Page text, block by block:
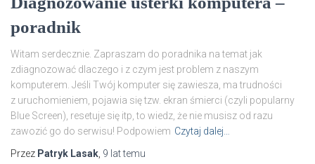
poradnik
Witam serdecznie. Zapraszam do poradnika na temat jak
zdiagnozować dlaczego i z czym jest problem z naszym
komputerem. Jeśli Twój komputer się zawiesza, ma trudności
z uruchomieniem, pojawia się tzw. ekran śmierci (czyli popularny
Blue Screen), resetuje się itp, to wiedz, że nie musisz od razu
zawozić go do serwisu! Podpowiem Czytaj dalej…
Przez Patryk Lasak 9 lattemu